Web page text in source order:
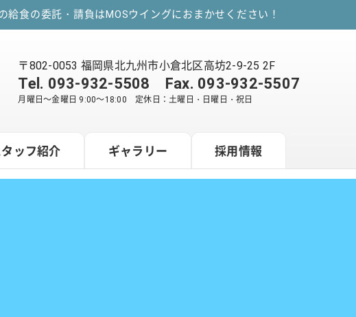
食の委託・請負はMOSウイングにおまかせください！
〒802-0053 福岡県北九州市小倉北区高坊2-9-25 2F
Tel. 093-932-5508 Fax. 093-932-5507
月曜日～金曜日 9:00～18:00 定休日：土曜日・日曜日・祝日
タッフ紹介 ギャラリー 採用情報